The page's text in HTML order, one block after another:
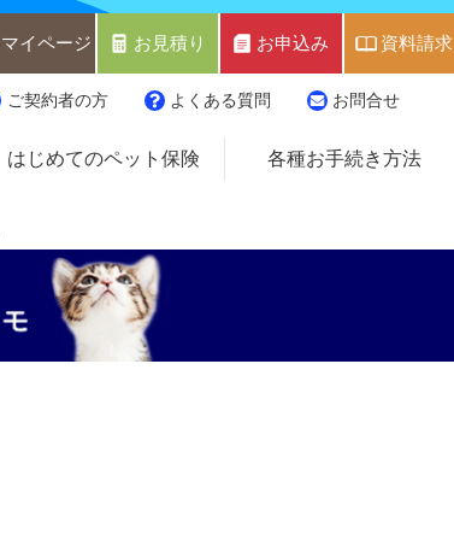
マイページ お見積り お申込み 資料請求
ご契約者の方 よくある質問 お問合せ
はじめてのペット保険 各種お手続き方法